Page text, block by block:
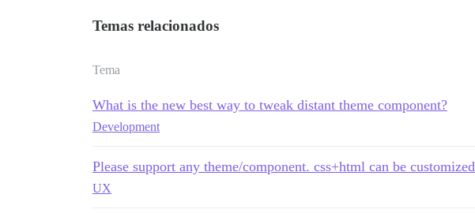
Temas relacionados
Tema
What is the new best way to tweak distant theme component?
Development
Please support any theme/component. css+html can be customized
UX